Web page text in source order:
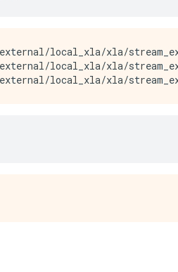
external/local_xla/xla/
external/local_xla/xla/